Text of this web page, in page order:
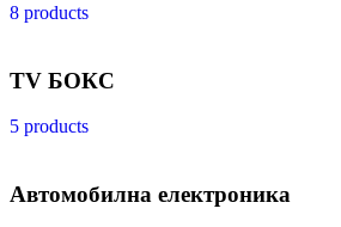
8 products
TV БОКС
5 products
Автомобилна електроника